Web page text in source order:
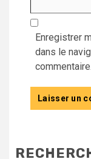
Enregistrer
dans le
commentaire.